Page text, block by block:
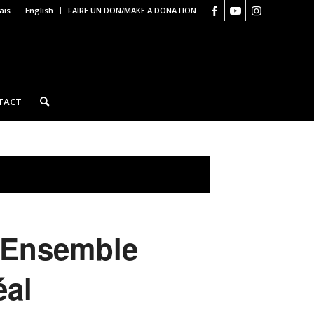
English FAIRE UN DON/MAKE A DONATION